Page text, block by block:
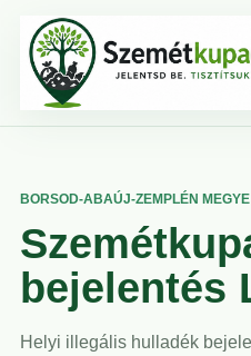
BORSOD-ABAÚJ-ZEMPLÉN MEGYE
bejelentés
Helyi illegális hulladék